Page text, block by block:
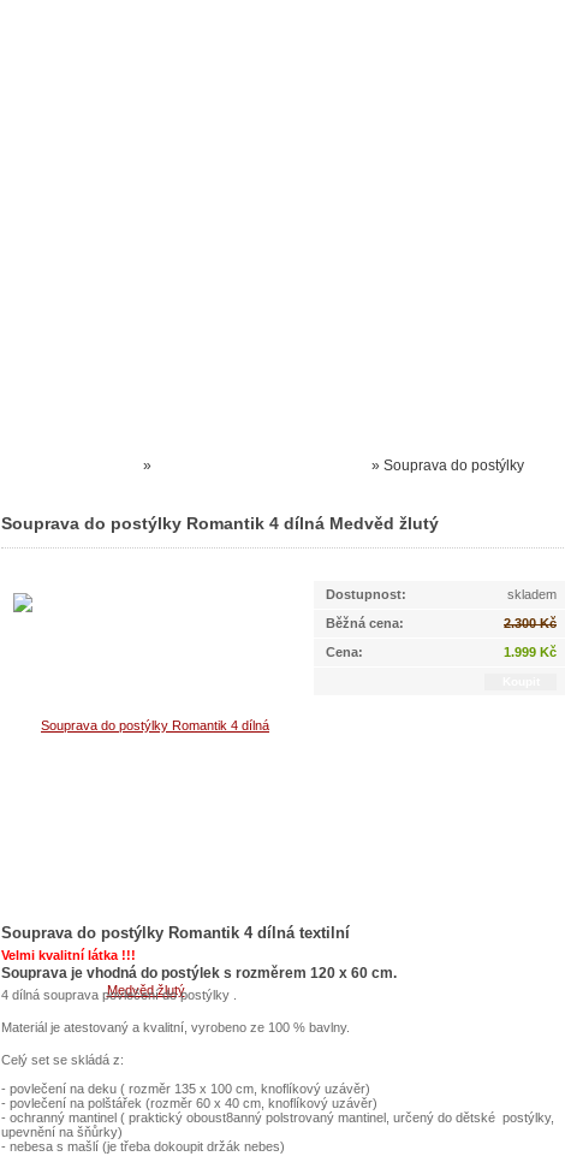
» » Souprava do postýlky
Romantik 4 dílná Medvěd žlutý
Souprava do postýlky Romantik 4 dílná Medvěd žlutý
Dostupnost:
skladem
Běžná cena:
2.300 Kč
Cena:
1.999 Kč
Souprava do postýlky Romantik 4 dílná textilní
Velmi kvalitní látka !!!
Souprava je vhodná do postýlek s rozměrem 120 x 60 cm.
4 dílná souprava povlečení do postýlky .
Materiál je atestovaný a kvalitní, vyrobeno ze 100 % bavlny.
Celý set se skládá z:
- povlečení na deku ( rozměr 135 x 100 cm, knoflíkový uzávěr)
- povlečení na polštářek (rozměr 60 x 40 cm, knoflíkový uzávěr)
- ochranný mantinel ( praktický oboust8anný polstrovaný mantinel, určený do dětské postýlky,
upevnění na šňůrky)
- nebesa s mašlí (je třeba dokoupit držák nebes)